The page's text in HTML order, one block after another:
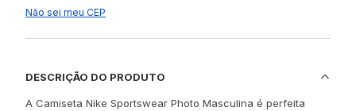
Não sei meu CEP
DESCRIÇÃO DO PRODUTO
A Camiseta Nike Sportswear Photo Masculina é perfeita